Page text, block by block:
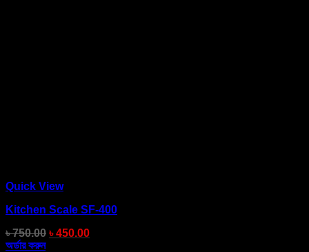
Quick View
Kitchen Scale SF-400
৳750.00 ৳450.00
অর্ডার করুন